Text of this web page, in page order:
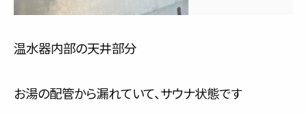
温水器内部の天井部分
お湯の配管から漏れていて、サウナ状態です